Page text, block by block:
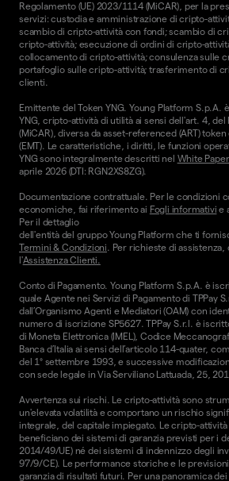
Regolamento (UE) 2023/1114 (MiCAR), per la
servizi: custodia e amministrazione di cripto-
scambio di cripto-attività con fondi; scambio di
cripto-attività; esecuzione di ordini di cripto-
collocamento di cripto-attività; consulenza sulle
portafoglio sulle cripto-attività; trasferimento di
clienti.
Emittente del Token YNG. Young Platform S.p.A.
YNG, cripto-attività di utilità ai sensi dell'art. 4, del
(MiCAR), diversa da asset-referenced (ART)
(EMT). Le caratteristiche, i diritti, le funzioni
YNG sono integralmente descritti nel White Paper
aprile 2026 (DTI: RGN2XS8ZG).
Documentazione contrattuale. Per le condizioni
economiche, fai riferimento ai Fogli informativi e
Per il dettaglio
dell'entità del gruppo Young Platform che ti
Termini & Condizioni. Per richieste di
l'Assistenza Clienti.
Conto di Pagamento. Young Platform S.p.A. è
quale Agente nei Servizi di Pagamento di TPPay
dall’Organismo Agenti e Mediatori (OAM) con
numero di iscrizione SP5627. TPPay S.r.l. è
di Moneta Elettronica (IMEL), Codice
Banca d’Italia ai sensi dell’articolo 114-quater,
del 1° settembre 1993, e successive
con sede legale in Via Serviliano Lattuada, 25,
Avvertenza sui rischi. Le cripto-attività sono
un'elevata volatilità e comportano un rischio
integrale, del capitale impiegato. Le cripto-
beneficiano dei sistemi di garanzia previsti per i
2014/49/UE) né dei sistemi di indennizzo degli
97/9/CE). Le performance storiche e le
garanzia di risultati futuri. Per una panoramica